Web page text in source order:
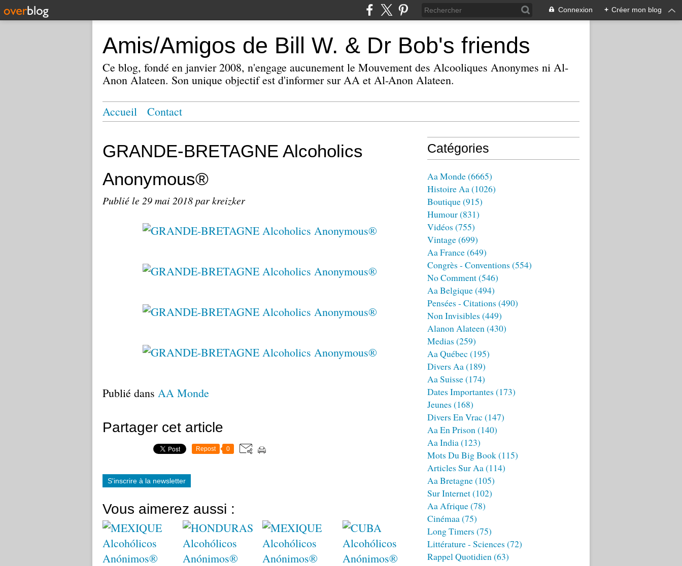
Connexion + Créer mon blog
Amis/Amigos de Bill W. & Dr Bob's friends
Ce blog, fondé en janvier 2008, n'engage aucunement le Mouvement des Alcooliques Anonymes ni Al-
Anon Alateen. Son unique objectif est d'informer sur AA et Al-Anon Alateen.
Accueil Contact
GRANDE-BRETAGNE Alcoholics
Anonymous®
Publié le 29 mai 2018par kreizker
Publié dans AA Monde
Partager cet article
Repost 0
S'inscrire à la newsletter
Vous aimerez aussi :
Catégories
Aa Monde(6665)
Histoire Aa(1026)
Boutique(915)
Humour(831)
Vidéos (755)
Vintage(699)
Aa France(649)
Congrès - Conventions (554)
No Comment(546)
Aa Belgique(494)
Pensées - Citations (490)
Non Invisibles (449)
Alanon Alateen(430)
Medias (259)
Aa Québec (195)
Divers Aa(189)
Aa Suisse(174)
Dates Importantes (173)
Jeunes (168)
Divers En Vrac (147)
Aa En Prison(140)
Aa India(123)
Mots Du Big Book(115)
Articles Sur Aa(114)
Aa Bretagne(105)
Sur Internet(102)
Aa Afrique(78)
Cinémaa(75)
Long Timers (75)
Littérature - Sciences (72)
Rappel Quotidien(63)